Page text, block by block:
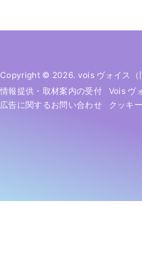
Copyright © 2026. vois ヴォイス（
情報提供・取材案内の受付
Vois ヴ
広告に関するお問い合わせ
クッキ